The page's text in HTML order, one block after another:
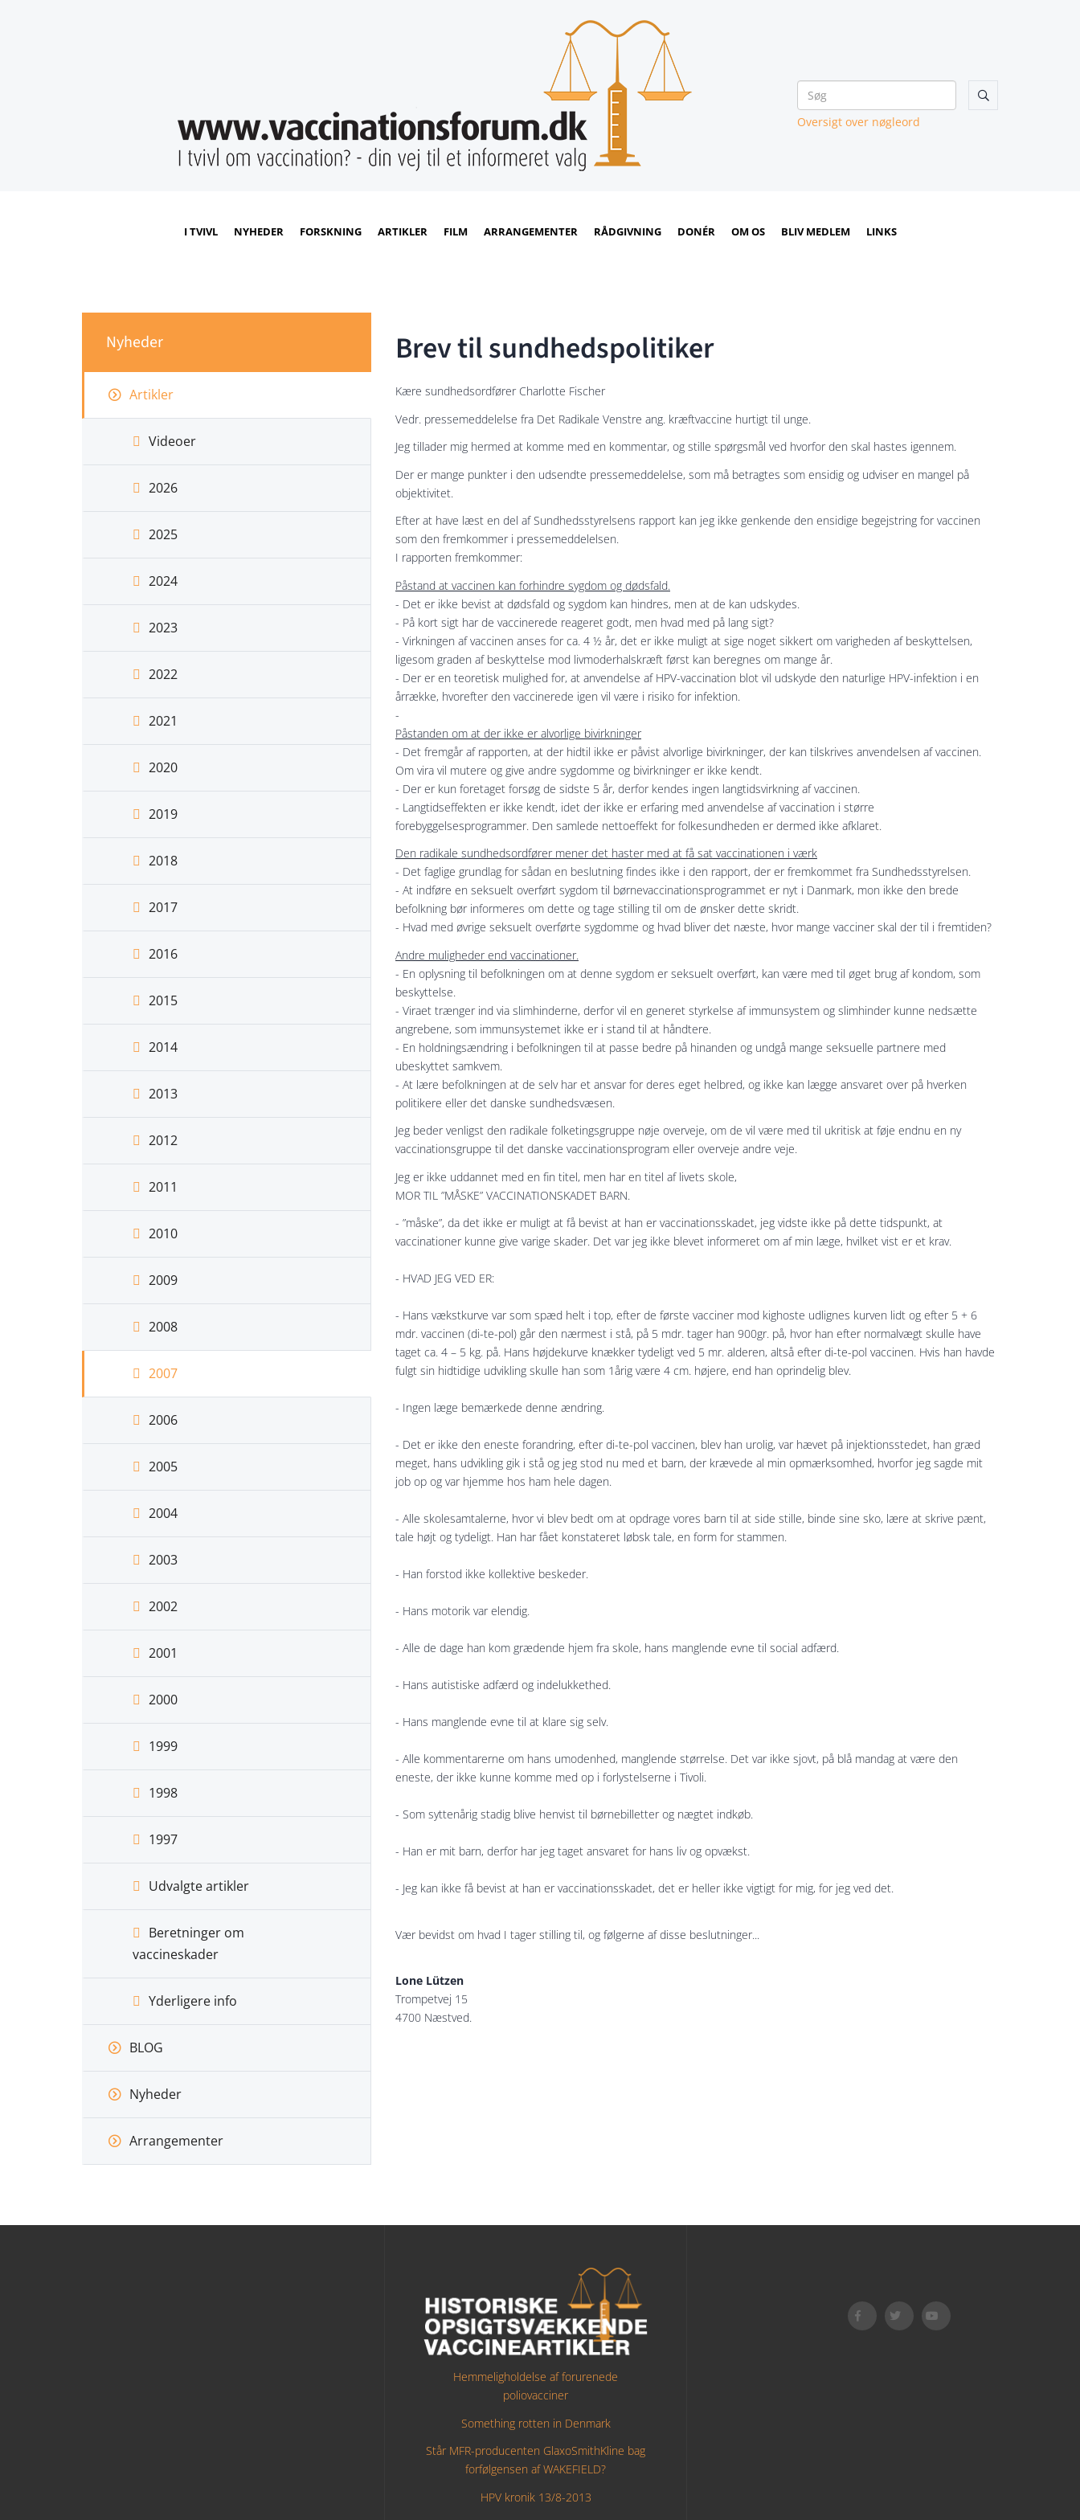

Oversigt over nøgleord
I TVIVL NYHEDER FORSKNING ARTIKLER FILM ARRANGEMENTER RÅDGIVNING DONÉR OM OS BLIV MEDLEM LINKS
Nyheder
Artikler
Videoer
2026
2025
2024
2023
2022
2021
2020
2019
2018
2017
2016
2015
2014
2013
2012
2011
2010
2009
2008
2007
2006
2005
2004
2003
2002
2001
2000
1999
1998
1997
Udvalgte artikler
Beretninger om
vaccineskader
Yderligere info
BLOG
Nyheder
Arrangementer
Brev til sundhedspolitiker
Kære sundhedsordfører Charlotte Fischer
Vedr. pressemeddelelse fra Det Radikale Venstre ang. kræftvaccine hurtigt til unge.
Jeg tillader mig hermed at komme med en kommentar, og stille spørgsmål ved hvorfor den skal hastes igennem.
Der er mange punkter i den udsendte pressemeddelelse, som må betragtes som ensidig og udviser en mangel på
objektivitet.
Efter at have læst en del af Sundhedsstyrelsens rapport kan jeg ikke genkende den ensidige begejstring for vaccinen
som den fremkommer i pressemeddelelsen.
I rapporten fremkommer:
Påstand at vaccinen kan forhindre sygdom og dødsfald.
- Det er ikke bevist at dødsfald og sygdom kan hindres, men at de kan udskydes.
- På kort sigt har de vaccinerede reageret godt, men hvad med på lang sigt?
- Virkningen af vaccinen anses for ca. 4 ½ år, det er ikke muligt at sige noget sikkert om varigheden af beskyttelsen,
ligesom graden af beskyttelse mod livmoderhalskræft først kan beregnes om mange år.
- Der er en teoretisk mulighed for, at anvendelse af HPV-vaccination blot vil udskyde den naturlige HPV-infektion i en
årrække, hvorefter den vaccinerede igen vil være i risiko for infektion.
-
Påstanden om at der ikke er alvorlige bivirkninger
- Det fremgår af rapporten, at der hidtil ikke er påvist alvorlige bivirkninger, der kan tilskrives anvendelsen af vaccinen.
Om vira vil mutere og give andre sygdomme og bivirkninger er ikke kendt.
- Der er kun foretaget forsøg de sidste 5 år, derfor kendes ingen langtidsvirkning af vaccinen.
- Langtidseffekten er ikke kendt, idet der ikke er erfaring med anvendelse af vaccination i større
forebyggelsesprogrammer. Den samlede nettoeffekt for folkesundheden er dermed ikke afklaret.
Den radikale sundhedsordfører mener det haster med at få sat vaccinationen i værk
- Det faglige grundlag for sådan en beslutning findes ikke i den rapport, der er fremkommet fra Sundhedsstyrelsen.
- At indføre en seksuelt overført sygdom til børnevaccinationsprogrammet er nyt i Danmark, mon ikke den brede
befolkning bør informeres om dette og tage stilling til om de ønsker dette skridt.
- Hvad med øvrige seksuelt overførte sygdomme og hvad bliver det næste, hvor mange vacciner skal der til i fremtiden?
Andre muligheder end vaccinationer.
- En oplysning til befolkningen om at denne sygdom er seksuelt overført, kan være med til øget brug af kondom, som
beskyttelse.
- Viraet trænger ind via slimhinderne, derfor vil en generet styrkelse af immunsystem og slimhinder kunne nedsætte
angrebene, som immunsystemet ikke er i stand til at håndtere.
- En holdningsændring i befolkningen til at passe bedre på hinanden og undgå mange seksuelle partnere med
ubeskyttet samkvem.
- At lære befolkningen at de selv har et ansvar for deres eget helbred, og ikke kan lægge ansvaret over på hverken
politikere eller det danske sundhedsvæsen.
Jeg beder venligst den radikale folketingsgruppe nøje overveje, om de vil være med til ukritisk at føje endnu en ny
vaccinationsgruppe til det danske vaccinationsprogram eller overveje andre veje.
Jeg er ikke uddannet med en fin titel, men har en titel af livets skole,
MOR TIL ”MÅSKE” VACCINATIONSKADET BARN.
- ”måske”, da det ikke er muligt at få bevist at han er vaccinationsskadet, jeg vidste ikke på dette tidspunkt, at
vaccinationer kunne give varige skader. Det var jeg ikke blevet informeret om af min læge, hvilket vist er et krav.
- HVAD JEG VED ER:
- Hans vækstkurve var som spæd helt i top, efter de første vacciner mod kighoste udlignes kurven lidt og efter 5 + 6
mdr. vaccinen (di-te-pol) går den nærmest i stå, på 5 mdr. tager han 900gr. på, hvor han efter normalvægt skulle have
taget ca. 4 – 5 kg. på. Hans højdekurve knækker tydeligt ved 5 mr. alderen, altså efter di-te-pol vaccinen. Hvis han havde
fulgt sin hidtidige udvikling skulle han som 1årig være 4 cm. højere, end han oprindelig blev.
- Ingen læge bemærkede denne ændring.
- Det er ikke den eneste forandring, efter di-te-pol vaccinen, blev han urolig, var hævet på injektionsstedet, han græd
meget, hans udvikling gik i stå og jeg stod nu med et barn, der krævede al min opmærksomhed, hvorfor jeg sagde mit
job op og var hjemme hos ham hele dagen.
- Alle skolesamtalerne, hvor vi blev bedt om at opdrage vores barn til at side stille, binde sine sko, lære at skrive pænt,
tale højt og tydeligt. Han har fået konstateret løbsk tale, en form for stammen.
- Han forstod ikke kollektive beskeder.
- Hans motorik var elendig.
- Alle de dage han kom grædende hjem fra skole, hans manglende evne til social adfærd.
- Hans autistiske adfærd og indelukkethed.
- Hans manglende evne til at klare sig selv.
- Alle kommentarerne om hans umodenhed, manglende størrelse. Det var ikke sjovt, på blå mandag at være den
eneste, der ikke kunne komme med op i forlystelserne i Tivoli.
- Som syttenårig stadig blive henvist til børnebilletter og nægtet indkøb.
- Han er mit barn, derfor har jeg taget ansvaret for hans liv og opvækst.
- Jeg kan ikke få bevist at han er vaccinationsskadet, det er heller ikke vigtigt for mig, for jeg ved det.
Vær bevidst om hvad I tager stilling til, og følgerne af disse beslutninger...
Lone Lützen
Trompetvej 15
4700 Næstved.
Hemmeligholdelse af forurenede
poliovacciner
Something rotten in Denmark
Står MFR-producenten GlaxoSmithKline bag
forfølgensen af WAKEFIELD?
HPV kronik 13/8-2013